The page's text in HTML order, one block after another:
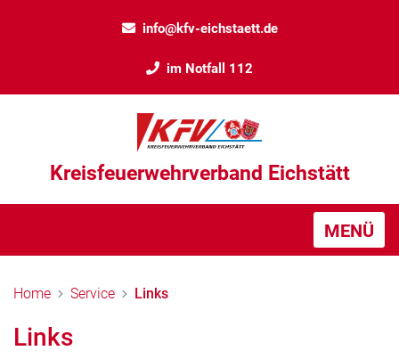
info@kfv-eichstaett.de
im Notfall 112
Kreisfeuerwehrverband Eichstätt
MENÜ
Home Service Links
Links